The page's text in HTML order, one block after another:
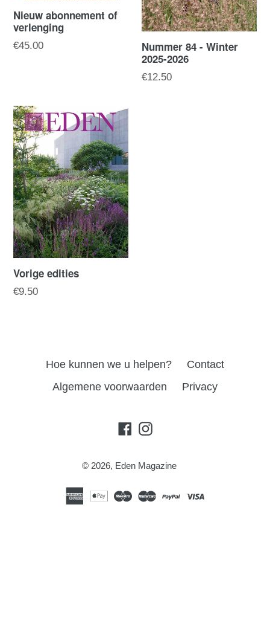
Nieuw abonnement of
verlenging
Normale
€45.00
Nummer 84 - Winter
2025-2026
Normale
€12.50
Vorige edities
€9.50
Hoe kunnen we u helpen?
Contact
Algemene voorwaarden
Privacy
Facebook
Instagram
© 2026, Eden Magazine